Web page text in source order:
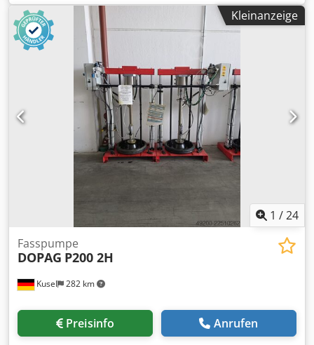
ist. Die Steuerung erfolgt über ein ergonomisches und
intuitives Bedienfeld, das höchste Sicherheit für den
Bediener am Arbeitsplatz gewährleistet.
Geschwindigkeitsvariation: Mechanisch
Mischgeschwindigkeit: 18 – 105 U/min Timer Modus:
manuell / automatisch Dcodpfxjx R A N Ao Ah Tsk
Materialien: Edelstahl Tuscan-Motor 0,37 kW – ATEX-Klasse
Kleinanzeige
1 /24
Kusel 282 km
Fasspumpe
DOPAG P200 2H
Preisinfo Anrufen